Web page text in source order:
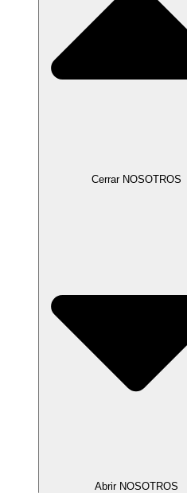
Cerrar NOSOTROS
Abrir NOSOTROS